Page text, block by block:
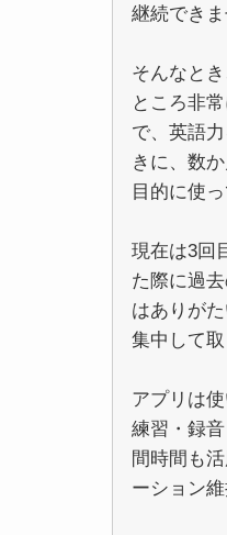
継続できま
そんなと
ところ非
で、英語
きに、数
目的に使っ
現在は3回
た際に過
はありが
集中して取
アプリは
練習・録
間時間も
ーション